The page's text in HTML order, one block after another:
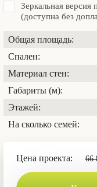
Зеркальная версия
(доступна без
Общая площадь:
Спален:
Материал стен:
Габариты (м):
Этажей:
На сколько семей:
Цена проекта: 66